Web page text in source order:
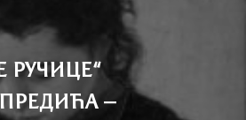
РУЧИЦЕ“
–